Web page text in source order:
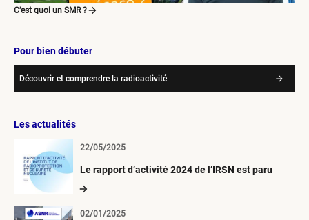
C’est quoi un SMR ?
Pour bien débuter
Découvrir et comprendre la radioactivité
Les actualités
Le rapport d’activité 2024 de l’IRSN est paru
22/05/2025
02/01/2025